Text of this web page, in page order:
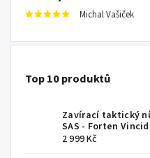
Michal Vašiček
Top 10 produktů
Zavírací taktický
SAS - Forten Vincid
2 999 Kč